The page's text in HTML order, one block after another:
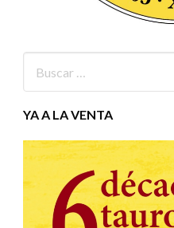
YA A LA VENTA